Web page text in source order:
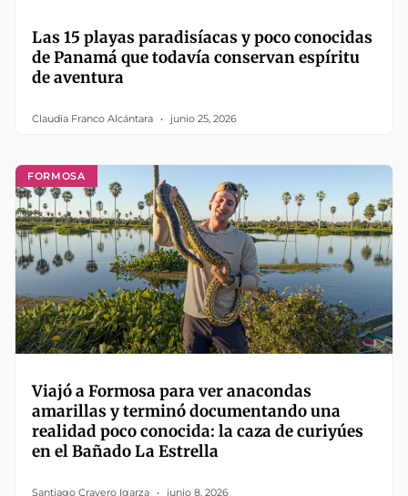
Las 15 playas paradisíacas y poco conocidas
de Panamá que todavía conservan espíritu
de aventura
Claudia Franco Alcántara junio 25, 2026
FORMOSA
Viajó a Formosa para ver anacondas
amarillas y terminó documentando una
realidad poco conocida: la caza de curiyúes
en el Bañado La Estrella
Santiago Cravero Igarza junio 8, 2026